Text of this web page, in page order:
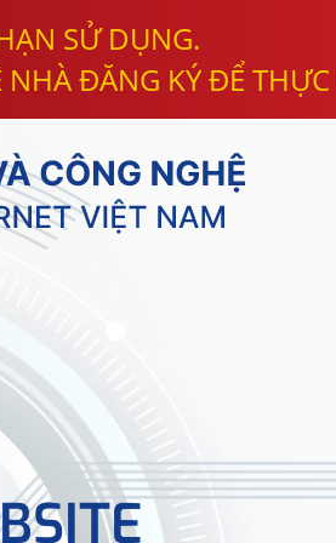
SỬ DỤNG.
ĐĂNG KÝ ĐỂ